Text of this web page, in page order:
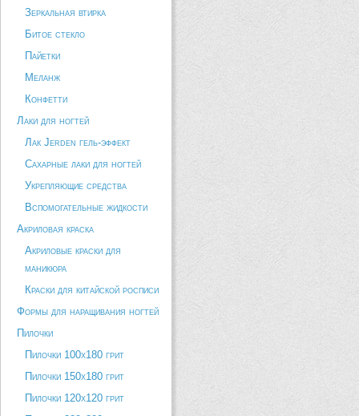
Зеркальная втирка
Битое стекло
Пайетки
Меланж
Конфетти
Лаки для ногтей
Лак Jerden гель-эффект
Сахарные лаки для ногтей
Укрепляющие средства
Вспомогательные жидкости
Акриловая краска
Акриловые краски для
маникюра
Краски для китайской росписи
Формы для наращивания ногтей
Пилочки
Пилочки 100х180 грит
Пилочки 150х180 грит
Пилочки 120х120 грит